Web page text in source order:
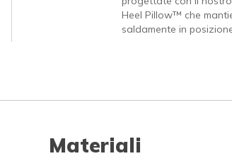
Heel Pillow™ che
saldamente in
Materiali